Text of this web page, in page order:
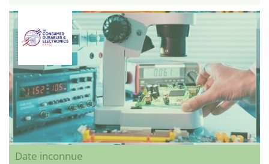
Date inconnue